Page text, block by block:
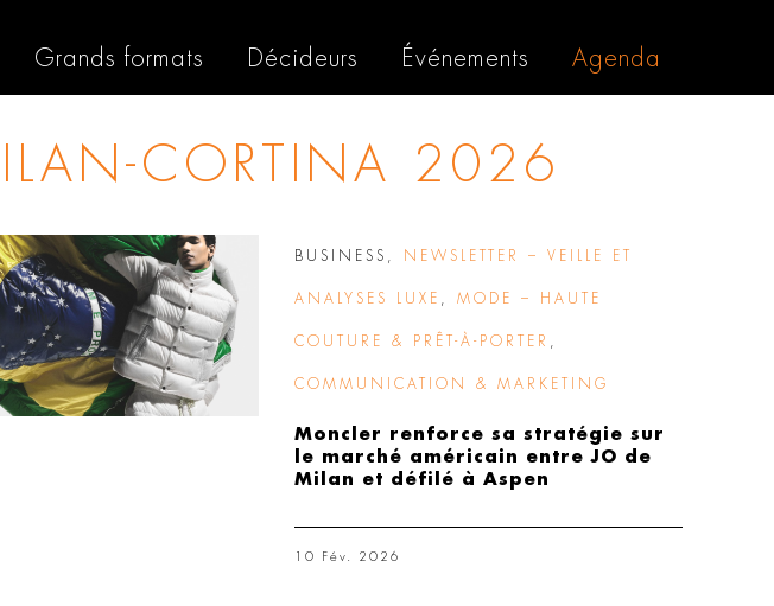
Grands formats Décideurs Événements Agenda
CORTINA 2026
BUSINESS NEWSLETTER – VEILLE ET
ANALYSES LUXE MODE – HAUTE
COUTURE & PRÊT-À-PORTER
COMMUNICATION & MARKETING
Moncler renforce sa stratégie sur
le marché américain entre JO de
Milan et défilé à Aspen
10 Fév. 2026